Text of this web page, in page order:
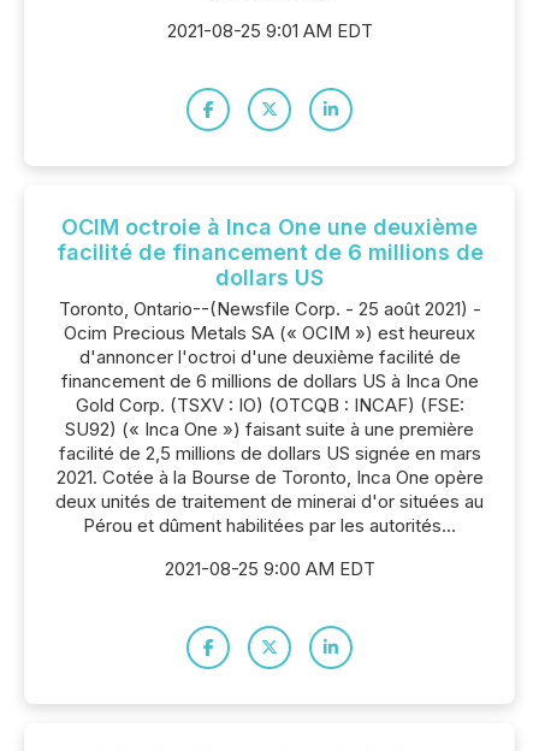
2021-08-25 9:01 AM EDT
OCIM octroie à Inca One une deuxième
facilité de financement de 6 millions de
dollars US
Toronto, Ontario--(Newsfile Corp. - 25 août 2021) -
Ocim Precious Metals SA (« OCIM ») est heureux
d'annoncer l'octroi d'une deuxième facilité de
financement de 6 millions de dollars US à Inca One
Gold Corp. (TSXV : IO) (OTCQB : INCAF) (FSE:
SU92) (« Inca One ») faisant suite à une première
facilité de 2,5 millions de dollars US signée en mars
2021. Cotée à la Bourse de Toronto, Inca One opère
deux unités de traitement de minerai d'or situées au
Pérou et dûment habilitées par les autorités...
2021-08-25 9:00 AM EDT